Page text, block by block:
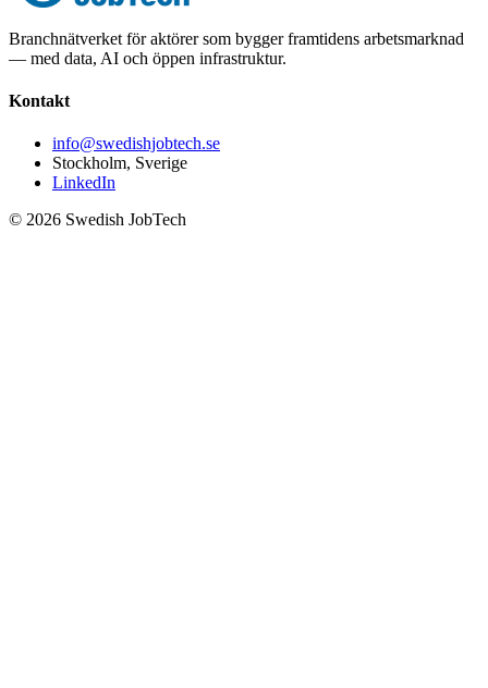
Branchnätverket för aktörer som bygger framtidens arbetsmarknad
— med data, AI och öppen infrastruktur.
Kontakt
info@swedishjobtech.se
Stockholm, Sverige
LinkedIn
© 2026 Swedish JobTech